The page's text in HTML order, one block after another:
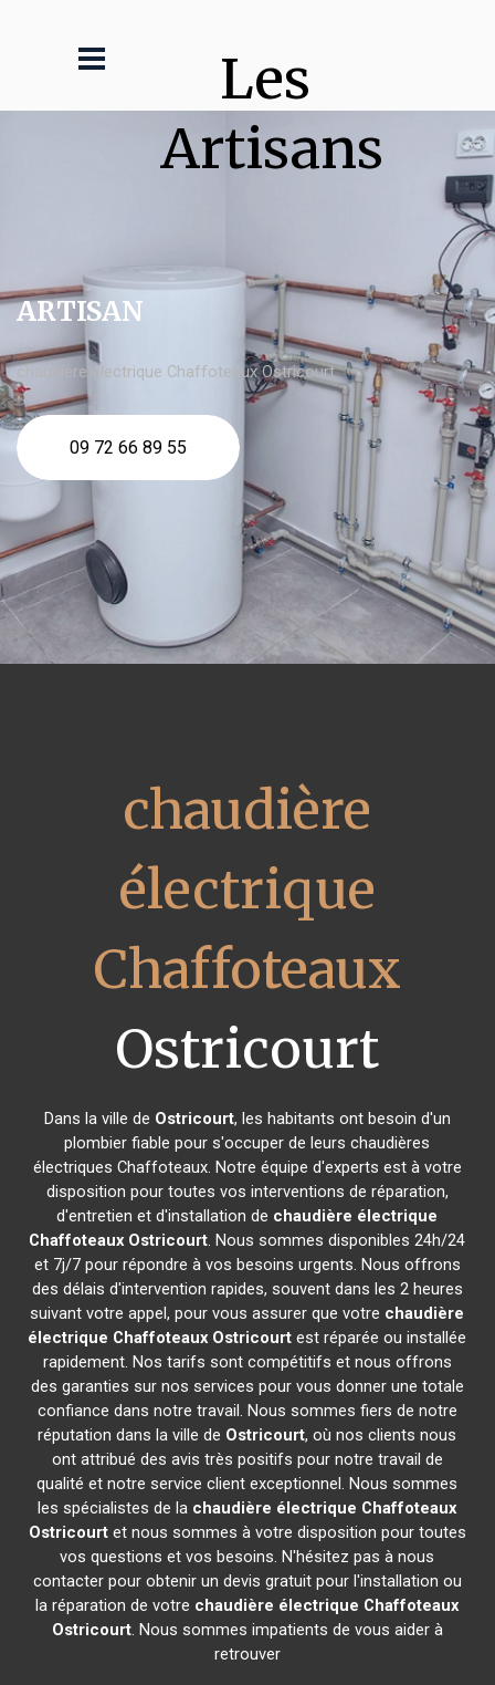
Les
Artisans
ARTISAN
chaudière électrique Chaffoteaux Ostricourt
09 72 66 89 55
chaudière
électrique
Chaffoteaux
Ostricourt
Dans la ville de Ostricourt, les habitants ont besoin d'un
plombier fiable pour s'occuper de leurs chaudières
électriques Chaffoteaux. Notre équipe d'experts est à votre
disposition pour toutes vos interventions de réparation,
d'entretien et d'installation de chaudière électrique
Chaffoteaux Ostricourt. Nous sommes disponibles 24h/24
et 7j/7 pour répondre à vos besoins urgents. Nous offrons
des délais d'intervention rapides, souvent dans les 2 heures
suivant votre appel, pour vous assurer que votre chaudière
électrique Chaffoteaux Ostricourt est réparée ou installée
rapidement. Nos tarifs sont compétitifs et nous offrons
des garanties sur nos services pour vous donner une totale
confiance dans notre travail. Nous sommes fiers de notre
réputation dans la ville de Ostricourt, où nos clients nous
ont attribué des avis très positifs pour notre travail de
qualité et notre service client exceptionnel. Nous sommes
les spécialistes de la chaudière électrique Chaffoteaux
Ostricourtet nous sommes à votre disposition pour toutes
vos questions et vos besoins. N'hésitez pas à nous
contacter pour obtenir un devis gratuit pour l'installation ou
la réparation de votre chaudière électrique Chaffoteaux
Ostricourt. Nous sommes impatients de vous aider à
retrouver